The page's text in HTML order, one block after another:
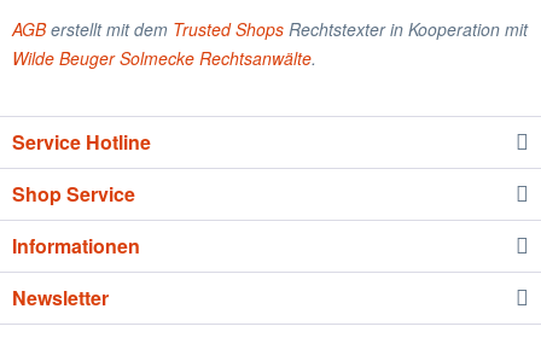
AGBerstellt mit dem Trusted Shops Rechtstexter in Kooperation mit
Wilde Beuger Solmecke Rechtsanwälte.
Service Hotline
Shop Service
Informationen
Newsletter